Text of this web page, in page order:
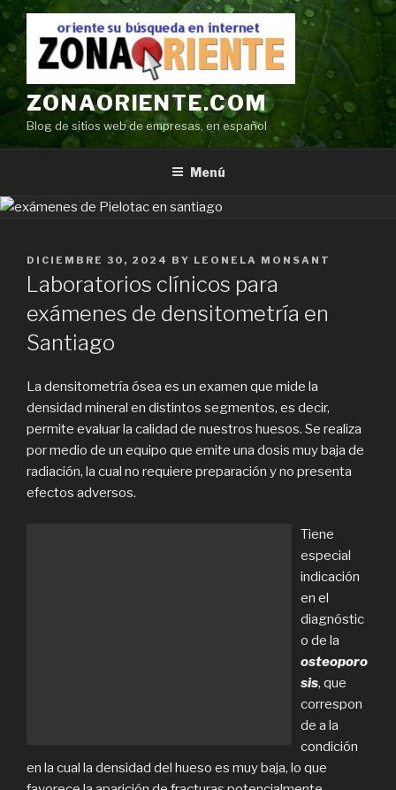
Ir
contenido
ZONAORIENTE.COM
Blog de sitios web de empresas, en español
Menú
POSTED
ON
DICIEMBRE 30, 2024 BY LEONELA MONSANT
Laboratorios clínicos para
exámenes de densitometría en
Santiago
La densitometría ósea es un examen que mide la
densidad mineral en distintos segmentos, es decir,
permite evaluar la calidad de nuestros huesos. Se realiza
por medio de un equipo que emite una dosis muy baja de
radiación, la cual no requiere preparación y no presenta
efectos adversos.
Tiene
especial
indicación
en el
diagnóstic
o de la
osteoporo
sis, que
correspon
de a la
condición
en la cual la densidad del hueso es muy baja, lo que